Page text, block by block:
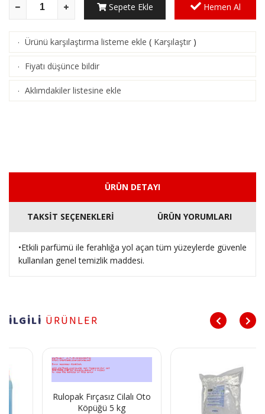
Sepete Ekle Hemen Al
· Ürünü karşılaştırma listeme ekle ( Karşılaştır )
· Fiyatı düşünce bildir
· Aklımdakiler listesine ekle
ÜRÜN DETAYI
TAKSİT SEÇENEKLERİ ÜRÜN YORUMLARI
•Etkili parfümü ile ferahlığa yol açan tüm yüzeylerde güvenle
kullanılan genel temizlik maddesi.
İLGİLİ ÜRÜNLER
Rulopak Fırçasız Cilalı Oto
Köpüğü 5 kg